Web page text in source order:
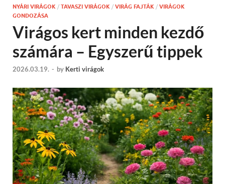
NYÁRI VIRÁGOK / TAVASZI VIRÁGOK / VIRÁG FAJTÁK / VIRÁGOK
GONDOZÁSA
Virágos kert minden kezdő
számára – Egyszerű tippek
2026.03.19. - by Kerti virágok